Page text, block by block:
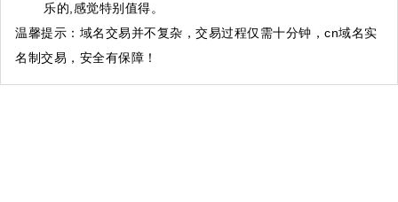
乐的,感觉特别值得。
温馨提示 ：域名交易并不复杂，交易过程仅需十分钟，cn域名实
名制交易，安全有保障！